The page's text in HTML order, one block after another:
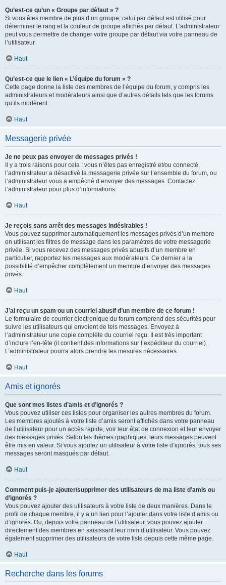
Qu’est-ce qu’un « Groupe par défaut » ?
Si vous êtes membre de plus d’un groupe, celui par défaut est utilisé pour
déterminer le rang et la couleur de groupe affichés par défaut. L’administrateur
peut vous permettre de changer votre groupe par défaut via votre panneau de
l’utilisateur.
Haut
Qu’est-ce que le lien « L’équipe du forum » ?
Cette page donne la liste des membres de l’équipe du forum, y compris les
administrateurs et modérateurs ainsi que d’autres détails tels que les forums
qu’ils modèrent.
Haut
Messagerie privée
Je ne peux pas envoyer de messages privés !
Il y a trois raisons pour cela : vous n’êtes pas enregistré et/ou connecté,
l’administrateur a désactivé la messagerie privée sur l’ensemble du forum, ou
l’administrateur vous a empêché d’envoyer des messages. Contactez
l’administrateur pour plus d’informations.
Haut
Je reçois sans arrêt des messages indésirables !
Vous pouvez supprimer automatiquement les messages privés d’un membre
en utilisant les filtres de message dans les paramètres de votre messagerie
privée. Si vous recevez des messages privés abusifs d’un membre en
particulier, rapportez les messages aux modérateurs. Ce dernier a la
possibilité d’empêcher complètement un membre d’envoyer des messages
privés.
Haut
J’ai reçu un spam ou un courriel abusif d’un membre de ce forum !
Le formulaire de courrier électronique du forum comprend des sécurités pour
suivre les utilisateurs qui envoient de tels messages. Envoyez à
l’administrateur une copie complète du courriel reçu. Il est très important
d’inclure l’en-tête (il contient des informations sur l’expéditeur du courriel).
L’administrateur pourra alors prendre les mesures nécessaires.
Haut
Amis et ignorés
Que sont mes listes d’amis et d’ignorés ?
Vous pouvez utiliser ces listes pour organiser les autres membres du forum.
Les membres ajoutés à votre liste d’amis seront affichés dans votre panneau
de l’utilisateur pour un accès rapide, voir leur état de connexion et leur envoyer
des messages privés. Selon les thèmes graphiques, leurs messages peuvent
être mis en valeur. Si vous ajoutez un utilisateur à votre liste d’ignorés, tous ses
messages seront masqués par défaut.
Haut
Comment puis-je ajouter/supprimer des utilisateurs de ma liste d’amis ou
d’ignorés ?
Vous pouvez ajouter des utilisateurs à votre liste de deux manières. Dans le
profil de chaque membre, il y a un lien pour l’ajouter dans votre liste d’amis ou
d’ignorés. Ou, depuis votre panneau de l’utilisateur, vous pouvez ajouter
directement des membres en saisissant leur nom d’utilisateur. Vous pouvez
également supprimer des utilisateurs de votre liste depuis cette même page.
Haut
Recherche dans les forums